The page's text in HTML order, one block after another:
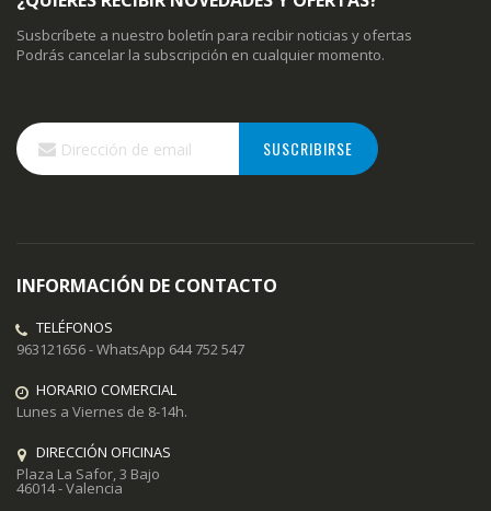
Susbcríbete a nuestro boletín para recibir noticias y ofertas
Podrás cancelar la subscripción en cualquier momento.
Inscríbase
a
nuestro
SUSCRIBIRSE
INFORMACIÓN DE CONTACTO
TELÉFONOS
963121656 - WhatsApp 644 752 547
HORARIO COMERCIAL
Lunes a Viernes de 8-14h.
DIRECCIÓN OFICINAS
Plaza La Safor, 3 Bajo
46014 - Valencia